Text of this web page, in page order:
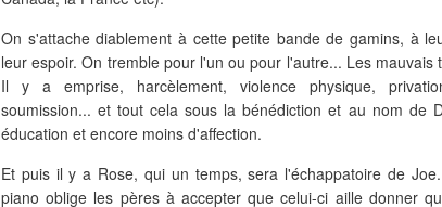
On s'attache diablement à cette petite bande de gamins, à
leur espoir. On tremble pour l'un ou pour l'autre... Les mauvais
Il y a emprise, harcèlement, violence physique,
soumission... et tout cela sous la bénédiction et au nom de
éducation et encore moins d'affection.
Et puis il y a Rose, qui un temps, sera l'échappatoire de
piano oblige les pères à accepter que celui-ci aille donner